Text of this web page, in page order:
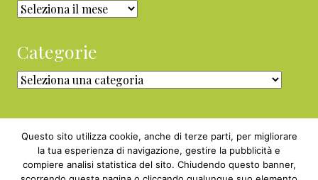
Archivi
Categorie
Categorie
Copyright © 2010 - 2026 BabyGreen™ ·
Questo sito utilizza cookie, anche di terze parti, per migliorare
la tua esperienza di navigazione, gestire la pubblicità e
compiere analisi statistica del sito. Chiudendo questo banner,